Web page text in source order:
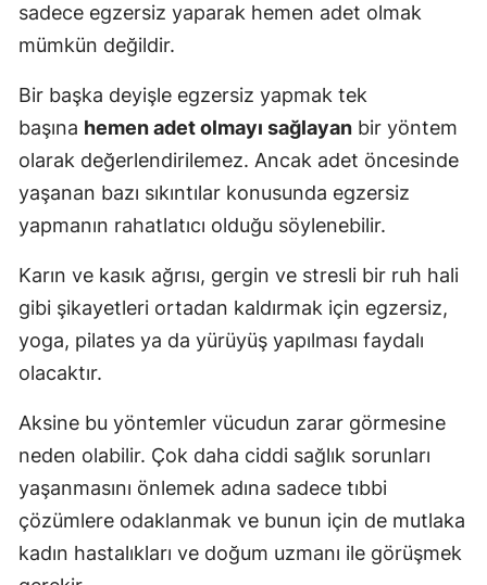
sadece egzersiz yaparak hemen adet olmak
mümkün değildir.
Bir başka deyişle egzersiz yapmak tek
başına hemen adet olmayı sağlayan bir yöntem
olarak değerlendirilemez. Ancak adet öncesinde
yaşanan bazı sıkıntılar konusunda egzersiz
yapmanın rahatlatıcı olduğu söylenebilir.
Karın ve kasık ağrısı, gergin ve stresli bir ruh hali
gibi şikayetleri ortadan kaldırmak için egzersiz,
yoga, pilates ya da yürüyüş yapılması faydalı
olacaktır.
Aksine bu yöntemler vücudun zarar görmesine
neden olabilir. Çok daha ciddi sağlık sorunları
yaşanmasını önlemek adına sadece tıbbi
çözümlere odaklanmak ve bunun için de mutlaka
kadın hastalıkları ve doğum uzmanı ile görüşmek